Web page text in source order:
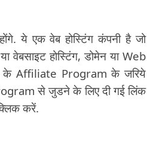
ये एक वेब होस्टिंग कंपनी है जो
वेबसाइट होस्टिंग, डोमेन या Web
के Affiliate Program के जरिये
से जुडने के लिए दी गई लिंक
करें.